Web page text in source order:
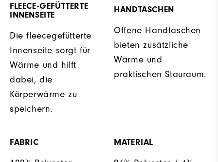
FLEECE-GEFÜTTERTE
INNENSEITE
Die fleecegefütterte
Innenseite sorgt für
Wärme und hilft
dabei, die
Körperwärme zu
speichern.
HANDTASCHEN
Offene Handtaschen
bieten zusätzliche
Wärme und
praktischen Stauraum.
FABRIC MATERIAL